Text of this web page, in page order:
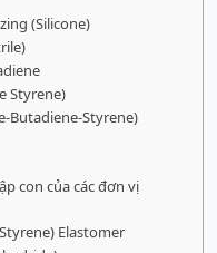
(Silicone)
Styrene)
Butadiene-Styrene)
con của các đơn vị
Elastomer